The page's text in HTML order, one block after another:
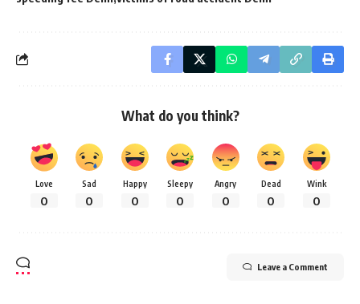
What do you think?
Love
0
Sad
0
Happy
0
Sleepy
0
Angry
0
Dead
0
Wink
0
Leave a Comment